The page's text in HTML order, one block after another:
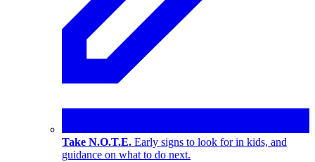
Take N.O.T.E. Early signs to look for in kids, and
guidance on what to do next.